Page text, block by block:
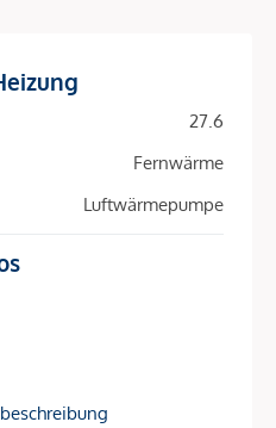
Familien. Hohe
über Bauteilaktivierung in
zukunftsfähig. Eine
Betriebskosten weiter
Mieter
damit perfekt, um sich jetzt
27.6
Fernwärme
Luftwärmepumpe